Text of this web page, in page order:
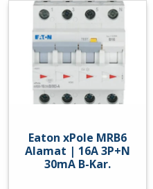
Kar.
6kA
hoeveelheid
Eaton xPole MRB6
Alamat | 16A 3P+N
30mA B-Kar.